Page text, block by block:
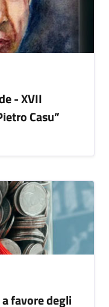
- XVII
Casu”
favore degli